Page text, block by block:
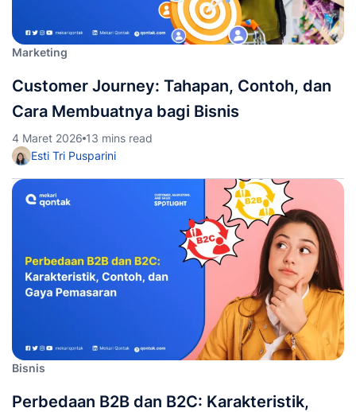
Marketing
Customer Journey: Tahapan, Contoh, dan
Cara Membuatnya bagi Bisnis
4 Maret 2026 13 mins read
Esti Tri Pusparini
Bisnis
Perbedaan B2B dan B2C: Karakteristik,